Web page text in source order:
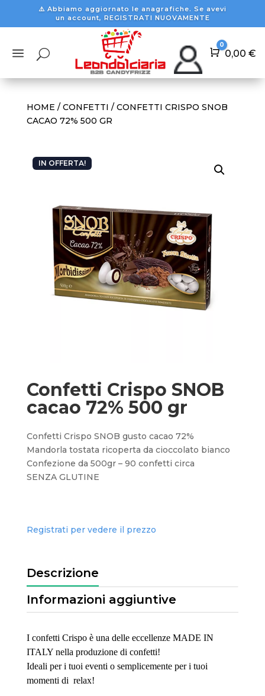
⚠️ Abbiamo aggiornato le anagrafiche. Se avevi
un account, REGISTRATI NUOVAMENTE
a U Carrello
0
0,00€
HOME / CONFETTI / CONFETTI CRISPO SNOB
CACAO 72% 500 GR
IN OFFERTA!
Confetti Crispo SNOB
cacao 72% 500 gr
Confetti Crispo SNOB gusto cacao 72%
Mandorla tostata ricoperta da cioccolato bianco
Confezione da 500gr – 90 confetti circa
SENZA GLUTINE
Registrati per vedere il prezzo
Descrizione
Informazioni aggiuntive
I confetti Crispo è una delle eccellenze MADE IN
ITALY nella produzione di confetti!
Ideali per i tuoi eventi o semplicemente per i tuoi
momenti di relax!